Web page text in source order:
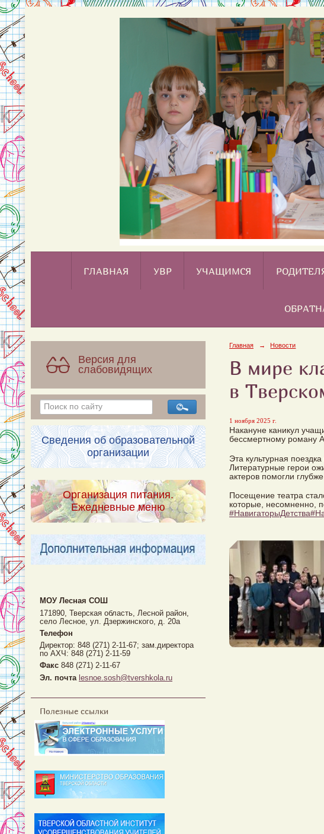
ГЛАВНАЯ УВР УЧАЩИМСЯ
Версия для
слабовидящих
Сведения об образовательной
организации
Организация питания.
Ежедневные меню
МОУ Лесная CОШ
171890, Тверская область, Лесной район,
село Лесное, ул. Дзержинского, д. 20а
Телефон
Директор: 848 (271) 2-11-67; зам.директора
по АХЧ: 848 (271) 2-11-59
Факс 848 (271) 2-11-67
Эл. почта lesnoe.sosh@tvershkola.ru
Полезные ссылки
Главная → Новости
В мире
в
1 ноября 2025 г.
Накануне каникул
бессмертному роману
Эта культурная
Литературные герои
актеров помогли
Посещение театра
которые, несомненно,
#НавигаторыДетства